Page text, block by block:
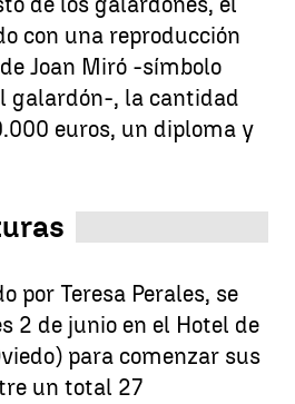
con una reproducción
Joan Miró -símbolo
galardón-, la cantidad
euros, un diploma y
por Teresa Perales, se
2 de junio en el Hotel de
para comenzar sus
un total 27